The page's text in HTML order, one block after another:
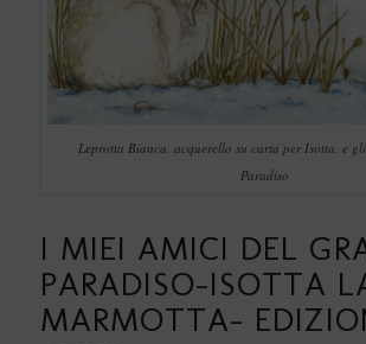
Leprotta Bianca, acquerello su carta per Isotta, e
Paradiso
I MIEI AMICI DEL
PARADISO-ISOTTA
MARMOTTA-